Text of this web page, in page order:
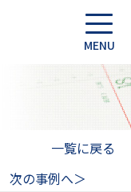
一覧に戻る
次の事例へ＞